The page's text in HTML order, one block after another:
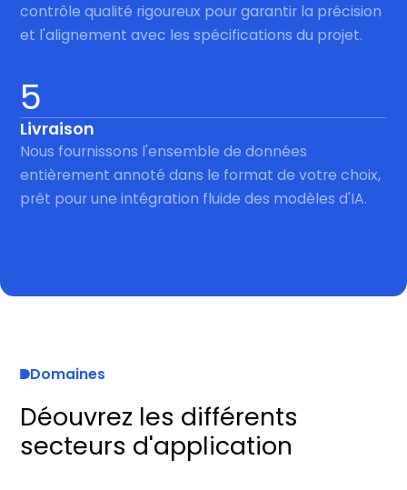
contrôle qualité rigoureux pour garantir la précision
et l'alignement avec les spécifications du projet.
5
Livraison
Nous fournissons l'ensemble de données
entièrement annoté dans le format de votre choix,
prêt pour une intégration fluide des modèles d'IA.
Domaines
Déouvrez les différents
secteurs d'application